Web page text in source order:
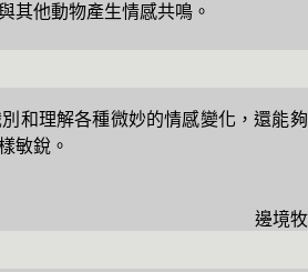
其他動物產生情感共鳴。
和理解各種微妙的情感變化，還能
敏銳。
邊境